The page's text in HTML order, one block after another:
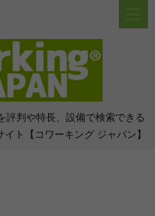
評判や特長、設備で検索できる
ト【コワーキング ジャパン】